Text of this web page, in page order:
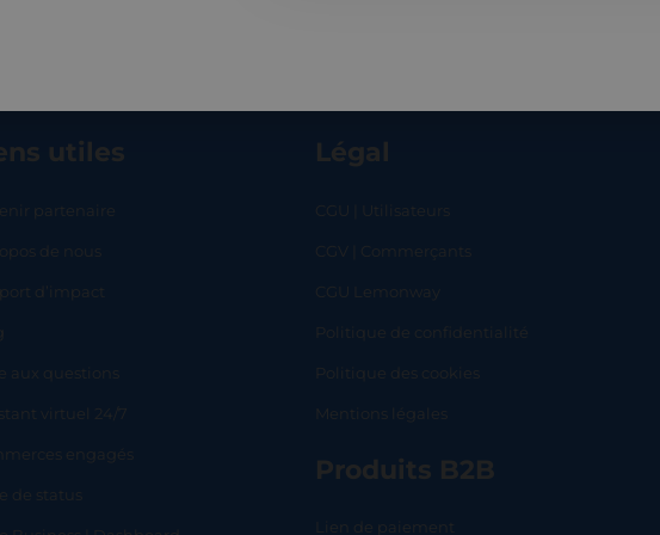
utiles
partenaire
de nous
d’impact
aux questions
virtuel 24/7
engagés
de status
Légal
CGU | Utilisateurs
CGV | Commerçants
CGU Lemonway
Politique de confidentialité
Politique des cookies
Mentions légales
Produits B2B
Lien de paiement
SHOP